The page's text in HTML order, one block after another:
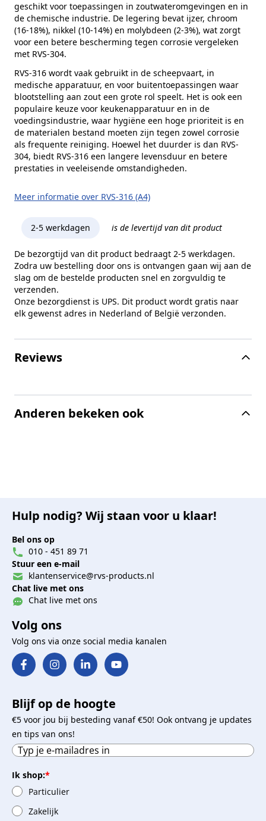
geschikt voor toepassingen in zoutwateromgevingen en in
de chemische industrie. De legering bevat ijzer, chroom
(16-18%), nikkel (10-14%) en molybdeen (2-3%), wat zorgt
voor een betere bescherming tegen corrosie vergeleken
met RVS-304.
RVS-316 wordt vaak gebruikt in de scheepvaart, in
medische apparatuur, en voor buitentoepassingen waar
blootstelling aan zout een grote rol speelt. Het is ook een
populaire keuze voor keukenapparatuur en in de
voedingsindustrie, waar hygiëne een hoge prioriteit is en
de materialen bestand moeten zijn tegen zowel corrosie
als frequente reiniging. Hoewel het duurder is dan RVS-
304, biedt RVS-316 een langere levensduur en betere
prestaties in veeleisende omstandigheden.
Meer informatie over RVS-316 (A4)
2-5 werkdagen is de levertijd van dit product
De bezorgtijd van dit product bedraagt 2-5 werkdagen.
Zodra uw bestelling door ons is ontvangen gaan wij aan de
slag om de bestelde producten snel en zorgvuldig te
verzenden.
Onze bezorgdienst is UPS. Dit product wordt gratis naar
elk gewenst adres in Nederland of België verzonden.
Reviews
Anderen bekeken ook
Hulp nodig? Wij staan voor u klaar!
Bel ons op
010 - 451 89 71
Stuur een e-mail
klantenservice@rvs-products.nl
Chat live met ons
Chat live met ons
Volg ons
Volg ons via onze social media kanalen
Blijf op de hoogte
€5 voor jou bij besteding vanaf €50! Ook ontvang je updates
en tips van ons!
Ik shop:*
Particulier
Zakelijk